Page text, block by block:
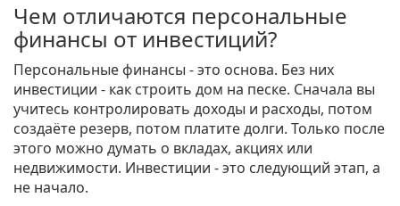
Чем отличаются персональные
финансы от инвестиций?
Персональные финансы - это основа. Без них
инвестиции - как строить дом на песке. Сначала вы
учитесь контролировать доходы и расходы, потом
создаёте резерв, потом платите долги. Только после
этого можно думать о вкладах, акциях или
недвижимости. Инвестиции - это следующий этап, а
не начало.